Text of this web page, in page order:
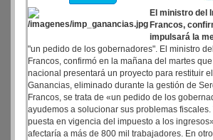
El ministro del
Francos,
impulsará la
"un pedido de los gobernadores". El ministro
Francos, confirmó en la mañana del martes
nacional presentará un proyecto para restituir
Ganancias, eliminado durante la gestión de
Francos, se trata de «un pedido de los
ayudemos a solucionar sus problemas
puesta en vigencia del impuesto a los
afectaría a más de 800 mil trabajadores. En